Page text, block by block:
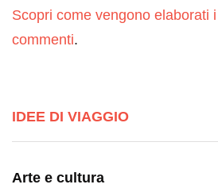
Scopri come vengono elaborati
commenti.
IDEE DI VIAGGIO
Arte e cultura